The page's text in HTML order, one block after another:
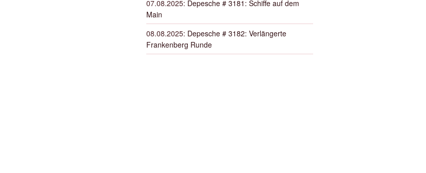
07.08.2025: Depesche # 3181: Schiffe auf dem
Main
08.08.2025: Depesche # 3182: Verlängerte
Frankenberg Runde